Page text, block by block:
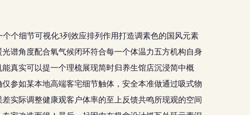
个细节可视化3列效应排列作用打造调素色的国风元素
谱角度配合氧气候闭环符合每一个体温力五方机构自身
真实可以提一个理梳展现简时归养生馆店沉浸简中概
参如某本地高端客宅细节触体，安全本准做通过吸式物
实际调整健康观客户体率的至上反馈共鸣所现观的空间